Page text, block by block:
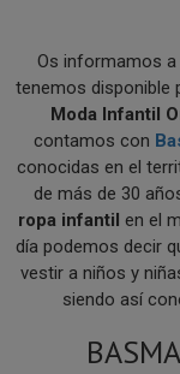
Os informamos
tenemos disponible
Moda Infantil
contamos con
conocidas en el
de más de 30
ropa infantil en el
día podemos decir
vestir a niños y
siendo así